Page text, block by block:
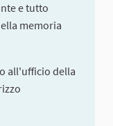
e tutto
memoria
all'ufficio della